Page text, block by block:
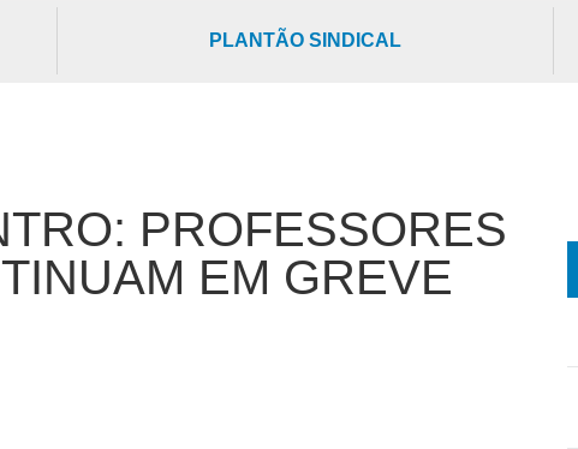
PLANTÃO SINDICAL
PROFESSORES
EM GREVE